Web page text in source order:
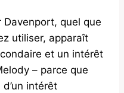
Davenport, quel que
utiliser, apparaît
et un intérêt
– parce que
intérêt